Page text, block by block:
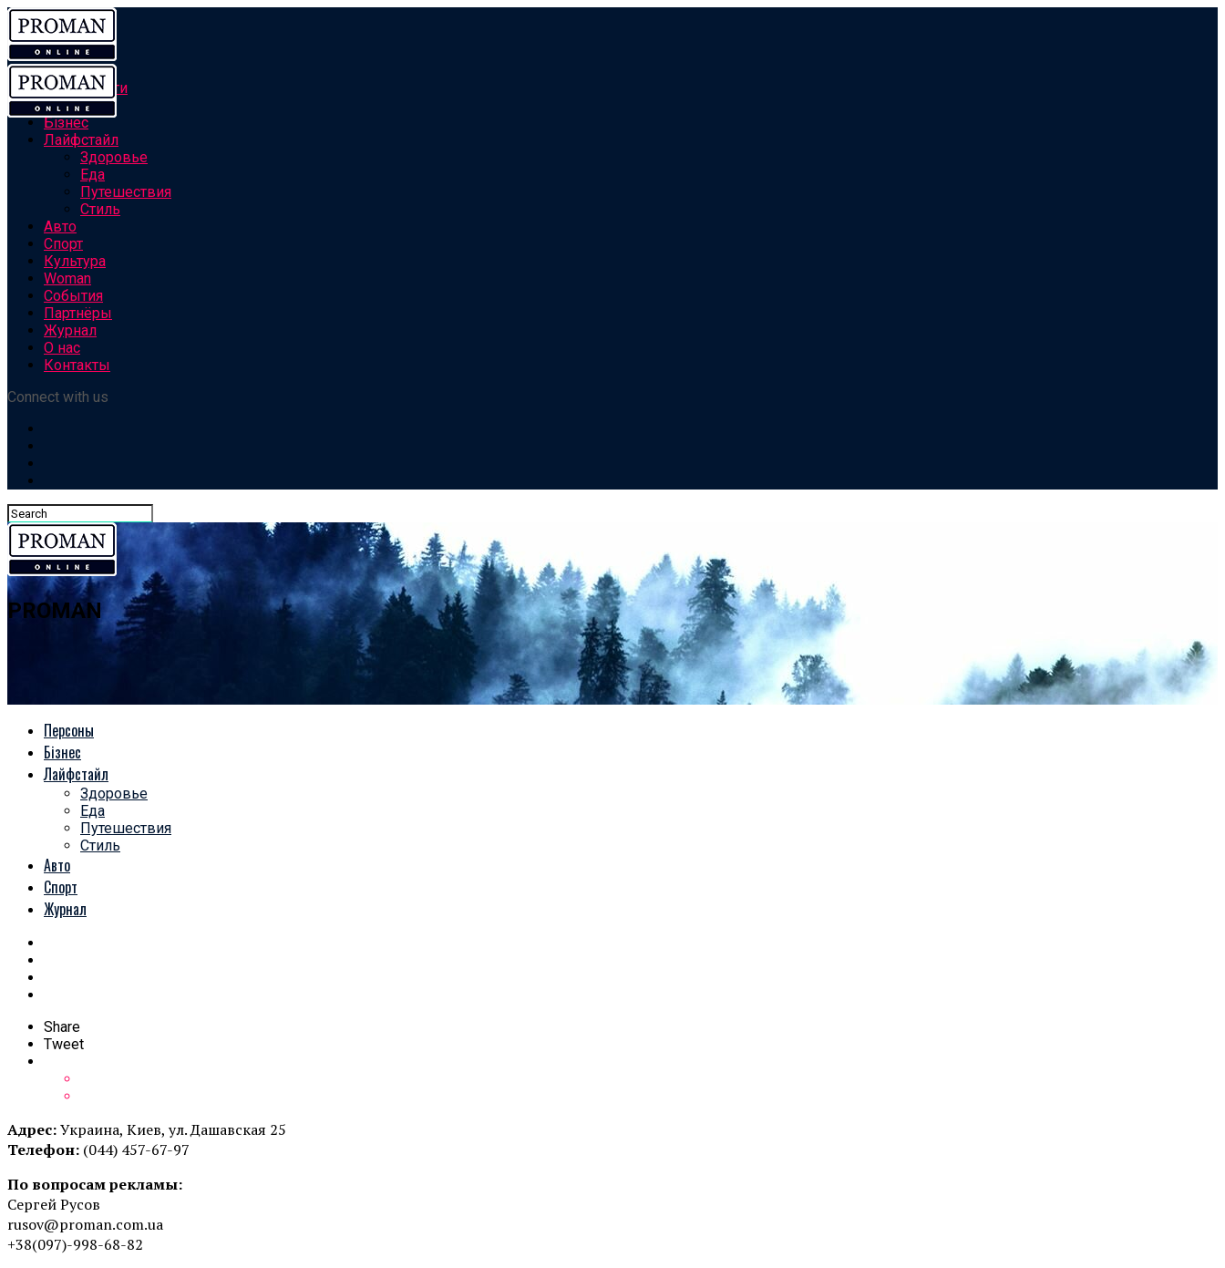
Все новости
Персоны
Бізнес
Лайфстайл
Здоровье
Еда
Путешествия
Стиль
Авто
Спорт
Культура
Woman
События
Партнёры
Журнал
О нас
Контакты
Connect with us
PROMAN
Персоны
Бізнес
Лайфстайл
Здоровье
Еда
Путешествия
Стиль
Авто
Спорт
Журнал
Share
Tweet
Адрес:Украина, Киев, ул. Дашавская 25
Телефон: (044) 457-67-97
По вопросам рекламы:
Сергей Русов
rusov@proman.com.ua
+38(097)-998-68-82